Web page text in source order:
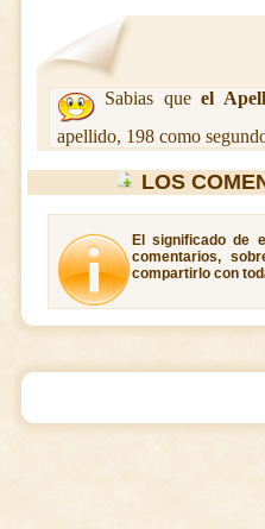
Sabias queel
apellido, 198 como
LOS
El significado de
comentarios,
compartirlo con